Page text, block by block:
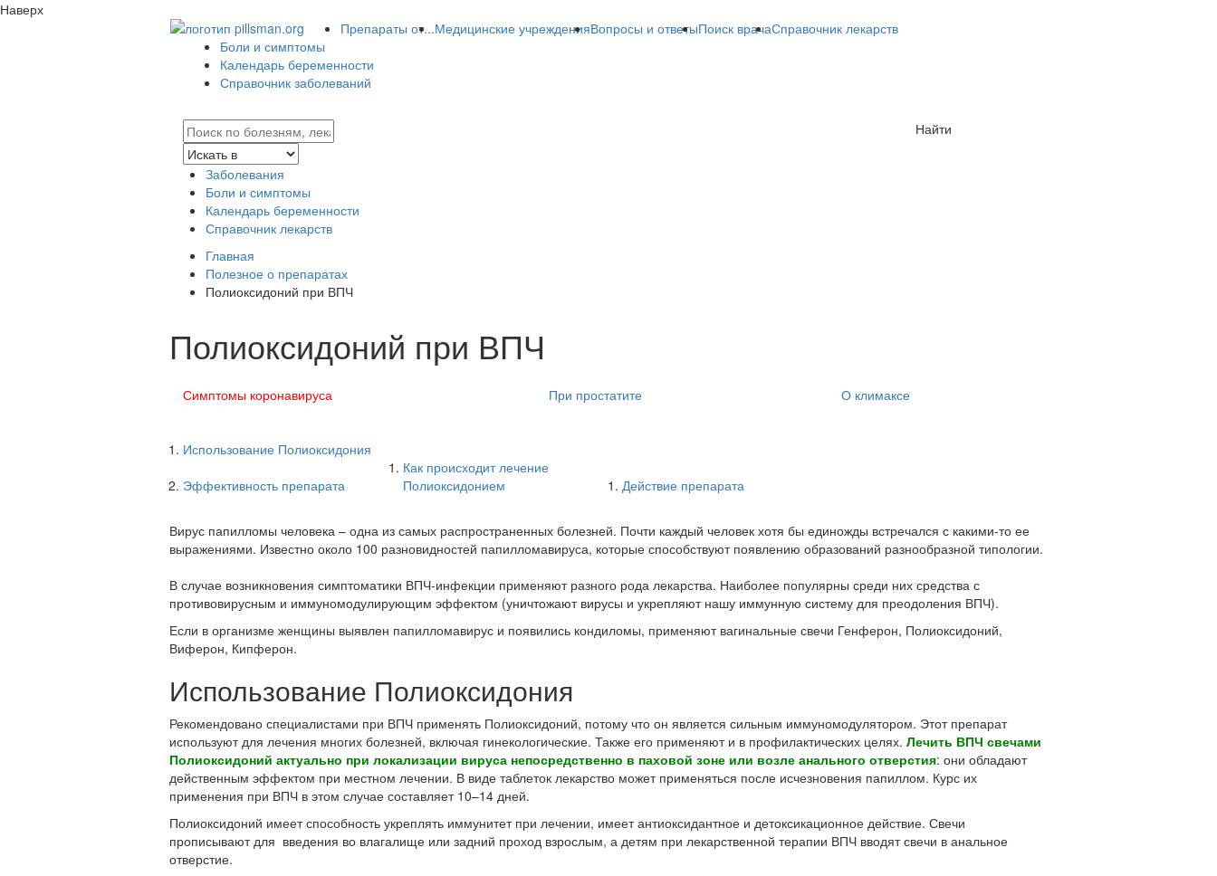
Наверх
Препараты от...Медицинские учрежденияВопросы и ответыПоиск врачаСправочник лекарств
Боли и симптомы
Календарь беременности
Справочник заболеваний
Найти
Заболевания
Боли и симптомы
Календарь беременности
Справочник лекарств
Главная
Полезное о препаратах
Полиоксидоний при ВПЧ
Полиоксидоний при ВПЧ
Симптомы коронавируса При простатите О климаксе
Использование Полиоксидония
Эффективность препарата
Как происходит лечение
Полиоксидонием
Действие препарата
Вирус папилломы человека – одна из самых распространенных болезней. Почти каждый человек хотя бы единожды встречался с какими-то ее
выражениями. Известно около 100 разновидностей папилломавируса, которые способствуют появлению образований разнообразной типологии.
В случае возникновения симптоматики ВПЧ-инфекции применяют разного рода лекарства. Наиболее популярны среди них средства с
противовирусным и иммуномодулирующим эффектом (уничтожают вирусы и укрепляют нашу иммунную систему для преодоления ВПЧ).
Если в организме женщины выявлен папилломавирус и появились кондиломы, применяют вагинальные свечи Генферон, Полиоксидоний,
Виферон, Кипферон.
Использование Полиоксидония
Рекомендовано специалистами при ВПЧ применять Полиоксидоний, потому что он является сильным иммуномодулятором. Этот препарат
используют для лечения многих болезней, включая гинекологические. Также его применяют и в профилактических целях. Лечить ВПЧ свечами
Полиоксидоний актуально при локализации вируса непосредственно в паховой зоне или возле анального отверстия: они обладают
действенным эффектом при местном лечении. В виде таблеток лекарство может применяться после исчезновения папиллом. Курс их
применения при ВПЧ в этом случае составляет 10–14 дней.
Полиоксидоний имеет способность укреплять иммунитет при лечении, имеет антиоксидантное и детоксикационное действие. Свечи
прописывают для введения во влагалище или задний проход взрослым, а детям при лекарственной терапии ВПЧ вводят свечи в анальное
отверстие.